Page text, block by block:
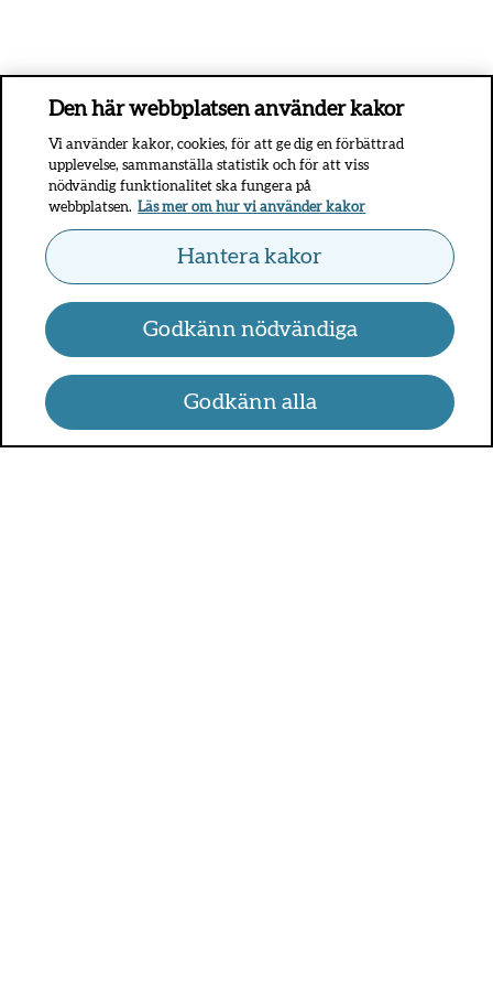
Den här webbplatsen använder kakor
Vi använder kakor, cookies, för att ge dig en förbättrad
upplevelse, sammanställa statistik och för att viss
nödvändig funktionalitet ska fungera på
webbplatsen. Läs mer om hur vi använder kakor
Hantera kakor
Godkänn nödvändiga
Godkänn alla